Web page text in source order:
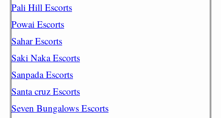
Pali Hill Escorts
Powai Escorts
Sahar Escorts
Saki Naka Escorts
Sanpada Escorts
Santa cruz Escorts
Seven Bungalows Escorts